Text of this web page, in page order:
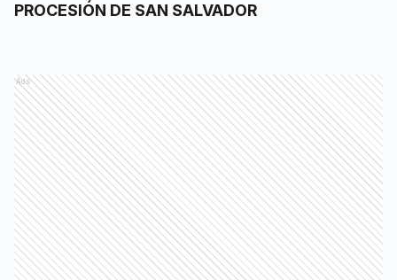
PROCESIÓN DE SAN SALVADOR
Ads